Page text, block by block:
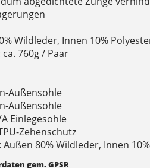
Wildleder, Innen 10%
760g / Paar
Außensohle
Außensohle
Einlegesohle
Zehenschutz
Außen 80% Wildleder, Innen
gem. GPSR